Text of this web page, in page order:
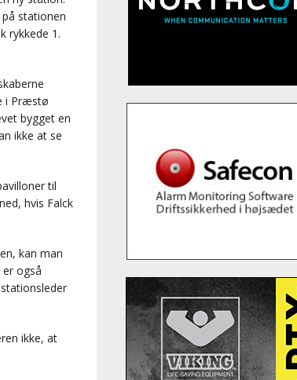
stationen
rykkede 1.
i Præstø
bygget en
ikke at se
til
hvis Falck
kan man
også
ikke, at